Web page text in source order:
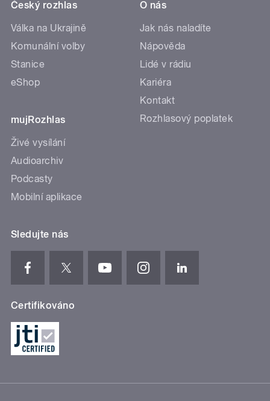
Český rozhlas
Válka na Ukrajině
Komunální volby
Stanice
eShop
mujRozhlas
Živé vysílání
Audioarchiv
Podcasty
Mobilní aplikace
O nás
Jak nás naladíte
Nápověda
Lidé v rádiu
Kariéra
Kontakt
Rozhlasový poplatek
Sledujte nás
Certifikováno